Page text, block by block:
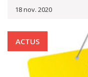
18 nov. 2020
ACTUS